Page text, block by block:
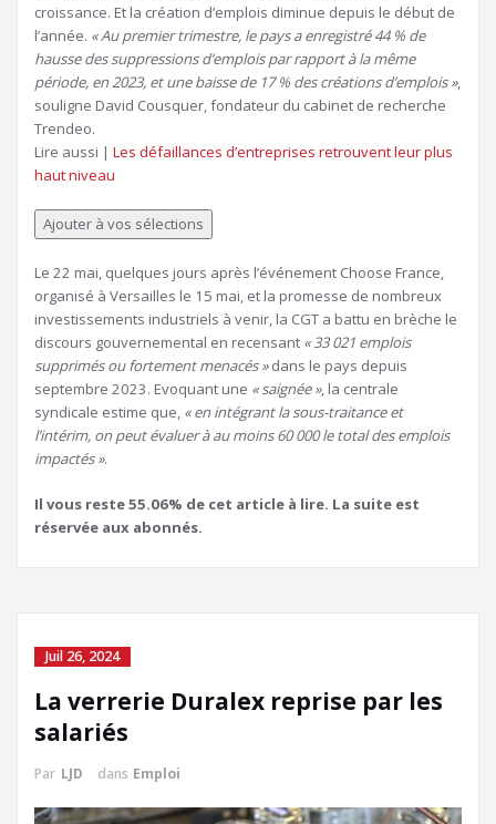
croissance. Et la création d’emplois diminue depuis le début de
l’année. « Au premier trimestre, le pays a enregistré 44 % de
hausse des suppressions d’emplois par rapport à la même
période, en 2023, et une baisse de 17 % des créations d’emplois »,
souligne David Cousquer, fondateur du cabinet de recherche
Trendeo.
Lire aussi | Article
réservé
nos
abonnés
Les défaillances d’entreprises retrouvent leur plus
haut niveau
Ajouter à vos sélections
Le 22 mai, quelques jours après l’événement Choose France,
organisé à Versailles le 15 mai, et la promesse de nombreux
investissements industriels à venir, la CGT a battu en brèche le
discours gouvernemental en recensant « 33 021 emplois
supprimés ou fortement menacés »dans le pays depuis
septembre 2023. Evoquant une « saignée », la centrale
syndicale estime que, « en intégrant la sous-traitance et
l’intérim, on peut évaluer à au moins 60 000 le total des emplois
impactés ».
Il vous reste 55.06% de cet article à lire. La suite est
réservée aux abonnés.
Juil 26, 2024
La verrerie Duralex reprise par les
salariés
Par LJD dans Emploi